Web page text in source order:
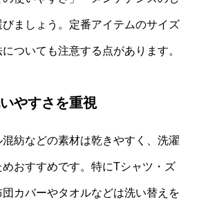
ましょう。定番アイテムのサイズ
ついても注意する点があります。
やすさを重視
紡などの素材は乾きやすく、洗濯
おすすめです。特にTシャツ・ズ
カバーやタオルなどは洗い替えを